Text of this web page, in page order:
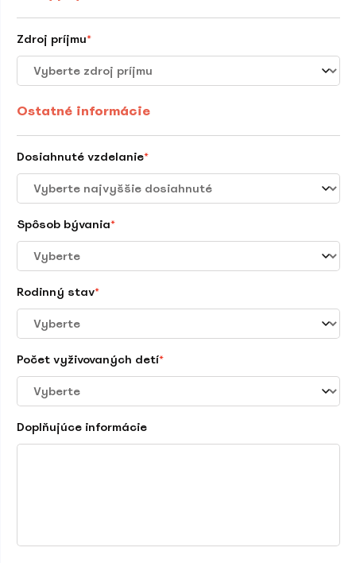
Zdroj príjmu*
Ostatné informácie
Dosiahnuté vzdelanie*
Spôsob bývania*
Rodinný stav*
Počet vyživovaných detí*
Doplňujúce informácie